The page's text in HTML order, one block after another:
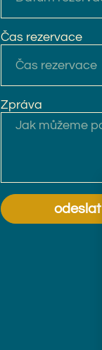
Čas rezervace
Zpráva
odeslat